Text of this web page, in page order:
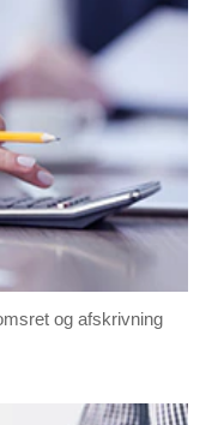
og afskrivning